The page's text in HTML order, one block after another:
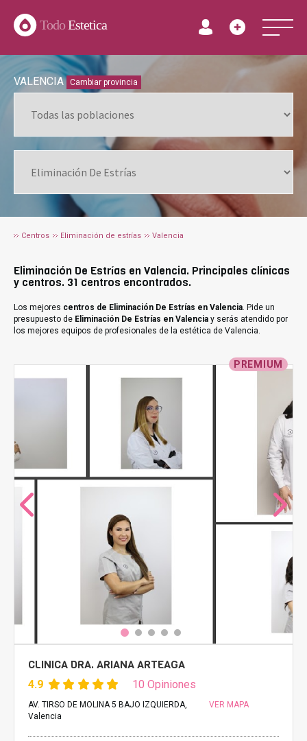
TodoEstetica
VALENCIA Cambiar provincia
Centros Eliminación de estrías Valencia
Eliminación De Estrías en Valencia. Principales clínicas
y centros. 31 centros encontrados.
Los mejores centros de Eliminación De Estrías en Valencia. Pide un
presupuesto de Eliminación De Estrías en Valencia y serás atendido por
los mejores equipos de profesionales de la estética de Valencia.
PREMIUM
CLINICA DRA. ARIANA ARTEAGA
4.9 10 Opiniones
AV. TIRSO DE MOLINA 5 BAJO IZQUIERDA,
Valencia
VER MAPA